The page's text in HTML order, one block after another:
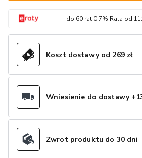
do 60rat 0.7% Rata od
Koszt dostawy od 269 zł
Wniesienie do dostawy
Zwrot produktu do 30 dni